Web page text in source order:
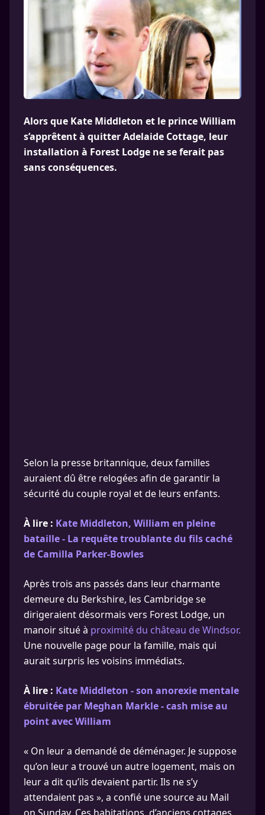
Alors que Kate Middleton et le prince William
s’apprêtent à quitter Adelaide Cottage, leur
installation à Forest Lodge ne se ferait pas
sans conséquences.
Selon la presse britannique, deux familles
auraient dû être relogées afin de garantir la
sécurité du couple royal et de leurs enfants.
À lire : Kate Middleton, William en pleine
bataille - La requête troublante du fils caché
de Camilla Parker-Bowles
Après trois ans passés dans leur charmante
demeure du Berkshire, les Cambridge se
dirigeraient désormais vers Forest Lodge, un
manoir situé à proximité du château de Windsor.
Une nouvelle page pour la famille, mais qui
aurait surpris les voisins immédiats.
À lire : Kate Middleton - son anorexie mentale
ébruitée par Meghan Markle - cash mise au
point avec William
« On leur a demandé de déménager. Je suppose
qu’on leur a trouvé un autre logement, mais on
leur a dit qu’ils devaient partir. Ils ne s’y
attendaient pas », a confié une source au Mail